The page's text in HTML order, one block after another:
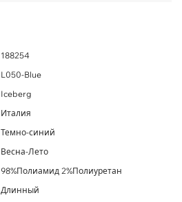
188254
L050-Blue
Iceberg
Италия
Темно-синий
Весна-Лето
98%Полиамид 2%Полиуретан
Длинный